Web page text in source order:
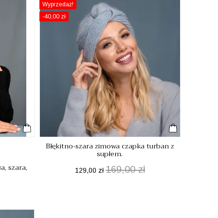
szara,
Błękitno-szara zimowa czapka turban z
supłem.
Cena
129,00 zł Cena
169,00 zł
Wyprzedaż!
-40,00 zł